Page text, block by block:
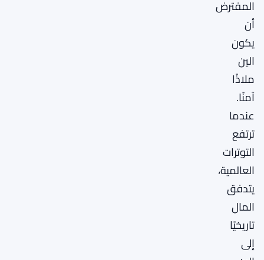
المفترض
أن
يكون
الين
ملاذًا
آمنًا.
عندما
ترتفع
التوترات
العالمية،
يتدفق
المال
تاريخيًا
إلى